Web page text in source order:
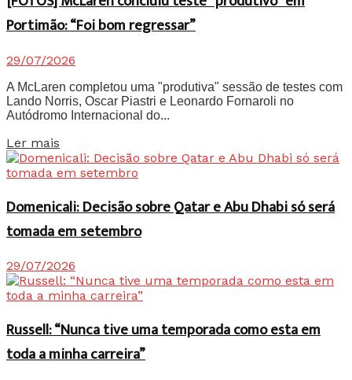
Portimão: “Foi bom regressar”
29/07/2026
A McLaren completou uma "produtiva" sessão de testes com
Lando Norris, Oscar Piastri e Leonardo Fornaroli no
Autódromo Internacional do...
Ler mais
Domenicali: Decisão sobre Qatar e Abu Dhabi só será
tomada em setembro
29/07/2026
Russell: “Nunca tive uma temporada como esta em
toda a minha carreira”